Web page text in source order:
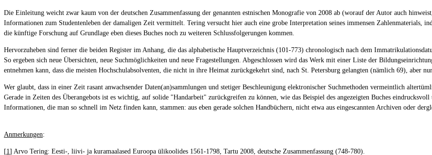
Die Einleitung weicht zwar kaum von der deutschen Zusammenfassung der genannten estnischen Monografie von 2008 ab (worauf der Autor auch
Informationen zum Studentenleben der damaligen Zeit vermittelt. Tering versucht hier auch eine grobe Interpretation seines immensen Zahlenmaterials,
die künftige Forschung auf Grundlage eben dieses Buches noch zu weiteren Schlussfolgerungen kommen.
Hervorzuheben sind ferner die beiden Register im Anhang, die das alphabetische Hauptverzeichnis (101-773) chronologisch nach dem
So ergeben sich neue Übersichten, neue Suchmöglichkeiten und neue Fragestellungen. Abgeschlossen wird das Werk mit einer Liste der
entnehmen kann, dass die meisten Hochschulabsolventen, die nicht in ihre Heimat zurückgekehrt sind, nach St. Petersburg gelangten (nämlich 69), aber
Wer glaubt, dass in einer Zeit rasant anwachsender Daten(an)sammlungen und stetiger Beschleunigung elektronischer Suchmethoden vermeintlich
Gerade in Zeiten des Überangebots ist es wichtig, auf solide "Handarbeit" zurückgreifen zu können, wie das Beispiel des angezeigten Buches
Informationen, die man so schnell im Netz finden kann, stammen: aus eben gerade solchen Handbüchern, nicht etwa aus eingescannten Archiven oder
Anmerkungen:
[1 ] Arvo Tering: Eesti-, liivi- ja kuramaalased Euroopa ülikoolides 1561-1798, Tartu 2008, deutsche Zusammenfassung (748-780).